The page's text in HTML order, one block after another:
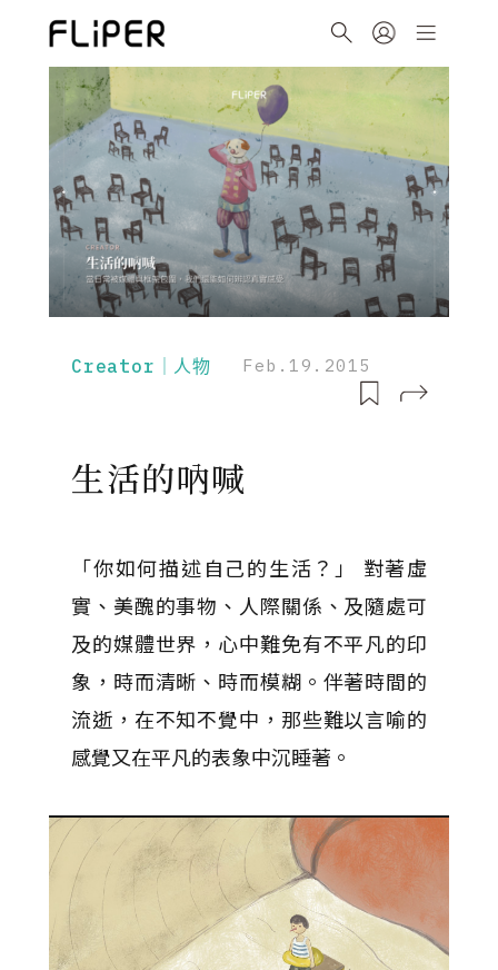
Creator｜人物 Feb.19.2015
生活的吶喊
「你如何描述自己的生活？」 對著虛
實、美醜的事物、人際關係、及隨處可
及的媒體世界，心中難免有不平凡的印
象，時而清晰、時而模糊。伴著時間的
流逝，在不知不覺中，那些難以言喻的
感覺又在平凡的表象中沉睡著。